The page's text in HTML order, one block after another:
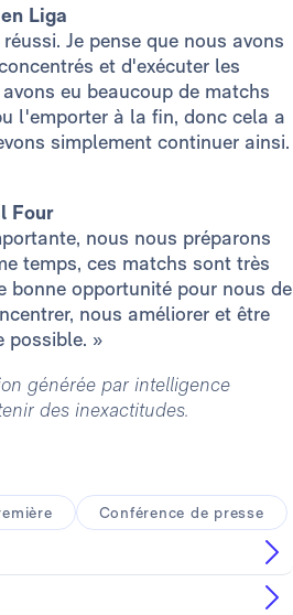
Liga
Je pense que nous avons
et d'exécuter les
eu beaucoup de matchs
l'emporter à la fin, donc cela a
simplement continuer ainsi.
Four
nous nous préparons
temps, ces matchs sont très
bonne opportunité pour nous de
nous améliorer et être
possible. »
générée par intelligence
des inexactitudes.
Conférence de presse